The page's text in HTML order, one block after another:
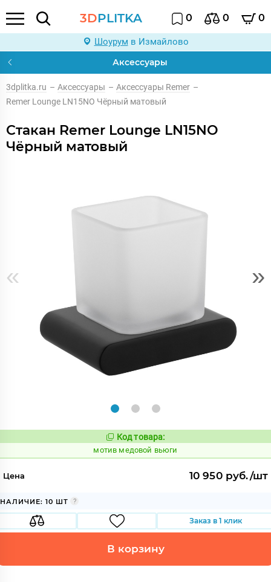
3DPLITKA 0 0 0
Шоурум в Измайлово
Аксессуары
3dplitka.ru – Аксессуары – Аксессуары Remer –
Remer Lounge LN15NO Чёрный матовый
Стакан Remer Lounge LN15NO
Чёрный матовый
« »
Код:
1038139
Код товара:
мотив медовой вьюги
Цена 10 950 руб./шт
НАЛИЧИЕ: 10 ШТ
Заказ в 1 клик
В корзину